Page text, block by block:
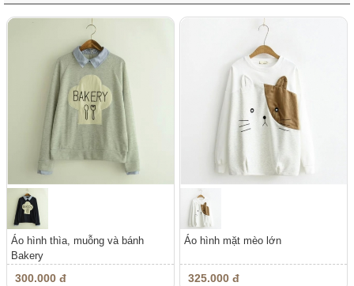
Áo hình thìa, muỗng và bánh
Bakery
300.000 đ
Áo hình mặt mèo lớn
325.000 đ